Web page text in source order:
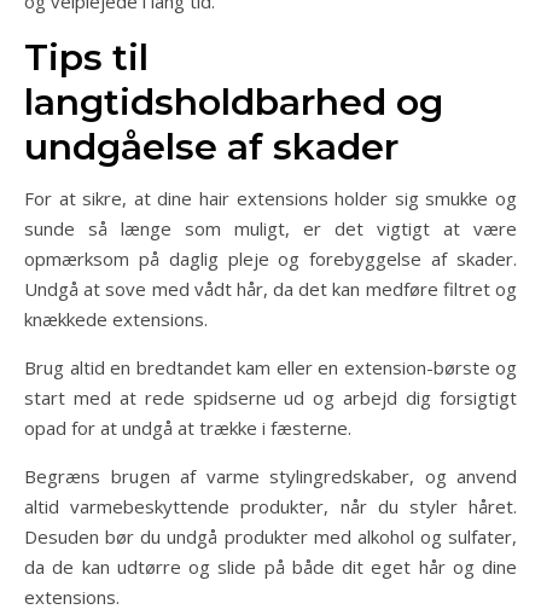
Tips til
langtidsholdbarhed og
undgåelse af skader
For at sikre, at dine hair extensions holder sig smukke og
sunde så længe som muligt, er det vigtigt at være
opmærksom på daglig pleje og forebyggelse af skader.
Undgå at sove med vådt hår, da det kan medføre filtret og
knækkede extensions.
Brug altid en bredtandet kam eller en extension-børste og
start med at rede spidserne ud og arbejd dig forsigtigt
opad for at undgå at trække i fæsterne.
Begræns brugen af varme stylingredskaber, og anvend
altid varmebeskyttende produkter, når du styler håret.
Desuden bør du undgå produkter med alkohol og sulfater,
da de kan udtørre og slide på både dit eget hår og dine
extensions.